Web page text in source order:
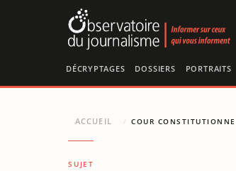
DÉCRYPTAGES DOSSIERS PORTRAITS
ACCUEIL / COUR
SUJET
Panneau de gestion des cookies